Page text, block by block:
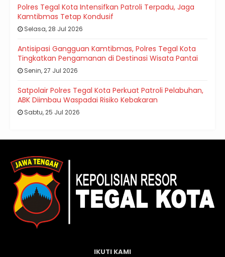
Polres Tegal Kota Intensifkan Patroli Terpadu, Jaga
Kamtibmas Tetap Kondusif
Selasa, 28 Jul 2026
Antisipasi Gangguan Kamtibmas, Polres Tegal Kota
Tingkatkan Pengamanan di Destinasi Wisata Pantai
Senin, 27 Jul 2026
Satpolair Polres Tegal Kota Perkuat Patroli Pelabuhan,
ABK Diimbau Waspadai Risiko Kebakaran
Sabtu, 25 Jul 2026
IKUTI KAMI